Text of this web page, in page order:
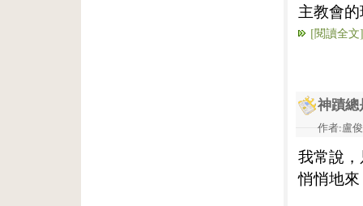
主教會
[閱讀全文]
神蹟總
作者:盧
我常說
悄悄地